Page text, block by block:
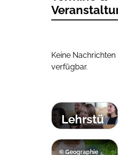
Keine Nachrichten
verfügbar.
Lehrstü
hle &
Profess
© Geographie